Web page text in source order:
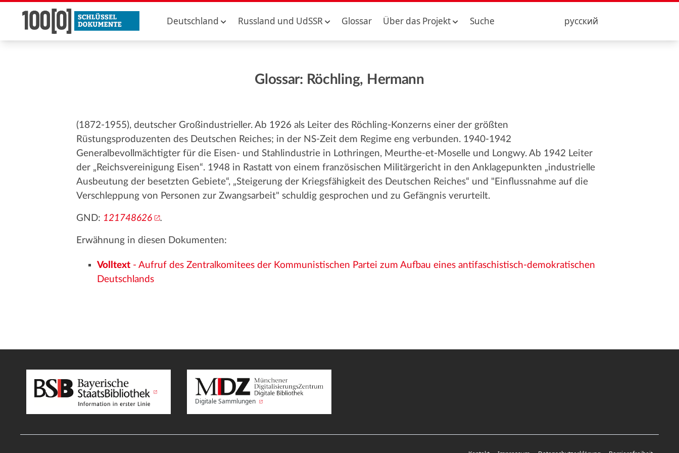
Deutschland Russland und UdSSR Glossar Über das Projekt Suche русский
Glossar: Röchling, Hermann
(1872-1955), deutscher Großindustrieller. Ab 1926 als Leiter des Röchling-Konzerns einer der größten
Rüstungsproduzenten des Deutschen Reiches; in der NS-Zeit dem Regime eng verbunden. 1940-1942
Generalbevollmächtigter für die Eisen- und Stahlindustrie in Lothringen, Meurthe-et-Moselle und Longwy. Ab 1942 Leiter
der „Reichsvereinigung Eisen“. 1948 in Rastatt von einem französischen Militärgericht in den Anklagepunkten „industrielle
Ausbeutung der besetzten Gebiete“, „Steigerung der Kriegsfähigkeit des Deutschen Reiches“ und "Einflussnahme auf die
Verschleppung von Personen zur Zwangsarbeit" schuldig gesprochen und zu Gefängnis verurteilt.
GND: 121748626 .
Erwähnung in diesen Dokumenten:
Volltext - Aufruf des Zentralkomitees der Kommunistischen Partei zum Aufbau eines antifaschistisch-demokratischen
Deutschlands
Digitale Sammlungen